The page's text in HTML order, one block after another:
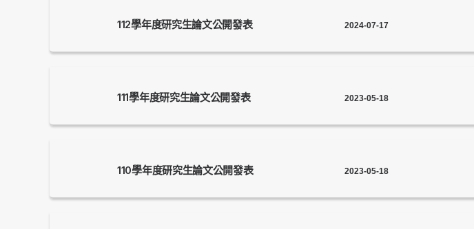
112學年度研究生論文公開發表 2024-07-17
111學年度研究生論文公開發表 2023-05-18
110學年度研究生論文公開發表 2023-05-18